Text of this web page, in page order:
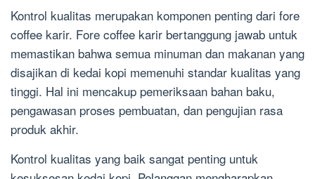
Kontrol kualitas merupakan komponen penting dari fore
coffee karir. Fore coffee karir bertanggung jawab untuk
memastikan bahwa semua minuman dan makanan yang
disajikan di kedai kopi memenuhi standar kualitas yang
tinggi. Hal ini mencakup pemeriksaan bahan baku,
pengawasan proses pembuatan, dan pengujian rasa
produk akhir.
Kontrol kualitas yang baik sangat penting untuk